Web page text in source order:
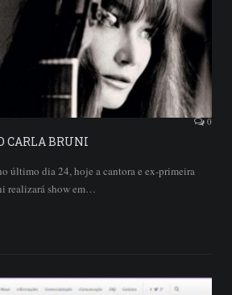
0
CARLA BRUNI
último dia 24, hoje a cantora e ex-primeira
realizará show em…